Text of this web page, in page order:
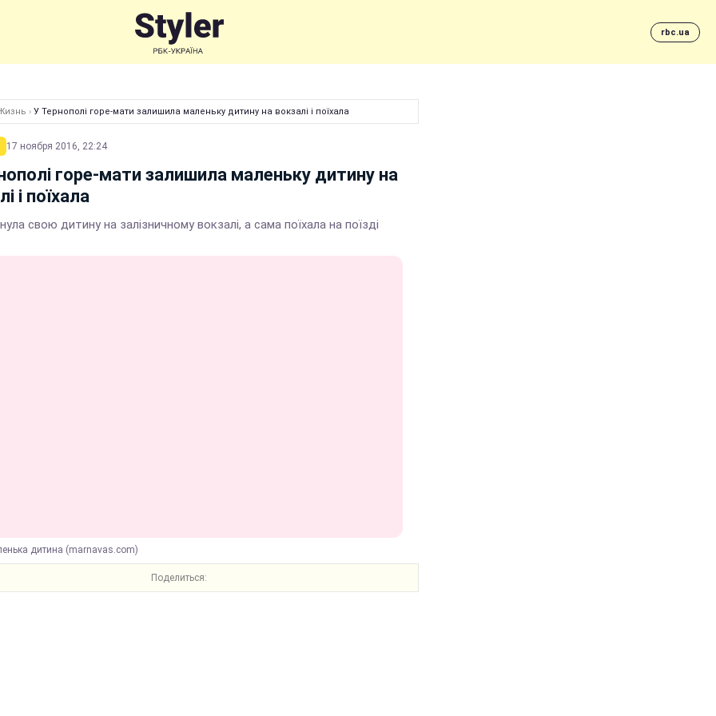
rbc.ua
› У Тернополі горе-мати залишила маленьку дитину на вокзалі і поїхала
17 ноября 2016, 22:24
горе-мати залишила маленьку дитину на
і поїхала
свою дитину на залізничному вокзалі, а сама поїхала на поїзді
дитина (marnavas.com)
Поделиться: